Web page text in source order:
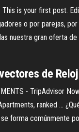
is your first post.
o por parejas,
nuestra gran oferta
de
- TripAdvisor
ranked ...
forma comúnmente